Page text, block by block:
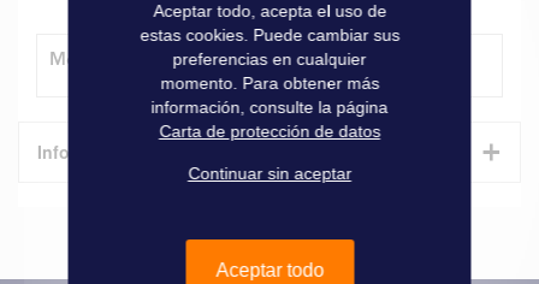
Método de entrega
Informaciones técnicas +
Aceptar todo, acepta el uso de
estas cookies. Puede cambiar sus
preferencias en cualquier
momento. Para obtener más
información, consulte la página
Carta de protección de datos
Continuar sin aceptar
Aceptar todo